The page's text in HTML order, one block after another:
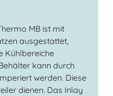
MB ist mit
ausgestattet,
Kühlbereiche
kann durch
werden. Diese
dienen. Das Inlay